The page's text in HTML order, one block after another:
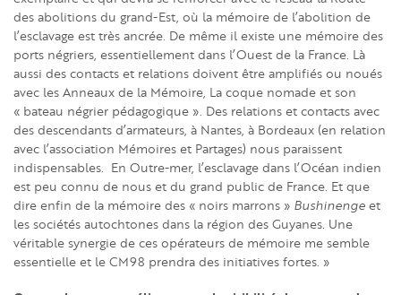
des abolitions du grand-Est, où la mémoire de l’abolition de
l’esclavage est très ancrée. De même il existe une mémoire des
ports négriers, essentiellement dans l’Ouest de la France. Là
aussi des contacts et relations doivent être amplifiés ou noués
avec les Anneaux de la Mémoire, La coque nomade et son
« bateau négrier pédagogique ». Des relations et contacts avec
des descendants d’armateurs, à Nantes, à Bordeaux (en relation
avec l’association Mémoires et Partages) nous paraissent
indispensables. En Outre-mer, l’esclavage dans l’Océan indien
est peu connu de nous et du grand public de France. Et que
dire enfin de la mémoire des « noirs marrons » Bushinenge et
les sociétés autochtones dans la région des Guyanes. Une
véritable synergie de ces opérateurs de mémoire me semble
essentielle et le CM98 prendra des initiatives fortes. »